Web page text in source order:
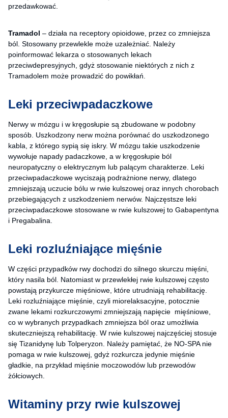
przedawkować.
Tramadol – działa na receptory opioidowe, przez co zmniejsza
ból. Stosowany przewlekle może uzależniać. Należy
poinformować lekarza o stosowanych lekach
przeciwdepresyjnych, gdyż stosowanie niektórych z nich z
Tramadolem może prowadzić do powikłań.
Leki przeciwpadaczkowe
Nerwy w mózgu i w kręgosłupie są zbudowane w podobny
sposób. Uszkodzony nerw można porównać do uszkodzonego
kabla, z którego sypią się iskry. W mózgu takie uszkodzenie
wywołuje napady padaczkowe, a w kręgosłupie ból
neuropatyczny o elektrycznym lub palącym charakterze. Leki
przeciwpadaczkowe wyciszają podrażnione nerwy, dlatego
zmniejszają uczucie bólu w rwie kulszowej oraz innych chorobach
przebiegających z uszkodzeniem nerwów. Najczęstsze leki
przeciwpadaczkowe stosowane w rwie kulszowej to Gabapentyna
i Pregabalina.
Leki rozluźniające mięśnie
W części przypadków rwy dochodzi do silnego skurczu mięśni,
który nasila ból. Natomiast w przewlekłej rwie kulszowej często
powstają przykurcze mięśniowe, które utrudniają rehabilitację.
Leki rozluźniające mięśnie, czyli miorelaksacyjne, potocznie
zwane lekami rozkurczowymi zmniejszają napięcie mięśniowe,
co w wybranych przypadkach zmniejsza ból oraz umożliwia
skuteczniejszą rehabilitację. W rwie kulszowej najczęściej stosuje
się Tizanidynę lub Tolperyzon. Należy pamiętać, że NO-SPA nie
pomaga w rwie kulszowej, gdyż rozkurcza jedynie mięśnie
gładkie, na przykład mięśnie moczowodów lub przewodów
żółciowych.
Witaminy przy rwie kulszowej